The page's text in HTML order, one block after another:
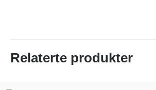
Relaterte produkter